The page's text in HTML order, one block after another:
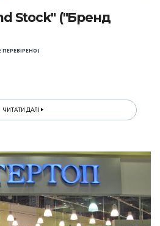
Stock" ("Бренд
ЧИТАТИ ДАЛІ